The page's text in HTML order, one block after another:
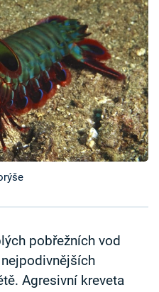
pobřežních vod
Agresivní kreveta